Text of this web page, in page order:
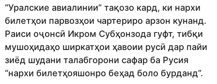
“Уралские авиалинии” тақозо кард, ки нархи
билетҳои парвозҳои чартериро арзон кунанд.
Раиси оҷонсӣ Икром Субҳонзода гуфт, тибқи
мушоҳидаҳо ширкатҳои ҳавоии русӣ дар пайи
зиёд шудани талабгорони сафар ба Русия
“нархи билетҳояшонро беҳад боло бурданд”.